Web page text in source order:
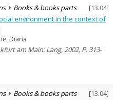
Books & books parts [13.04]
environment in the context of
Diana
am Main: Lang, 2002, P. 313-
Books & books parts [13.04]